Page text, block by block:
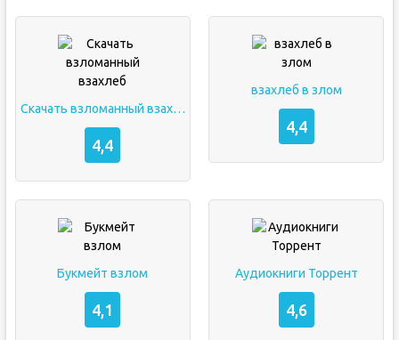
Скачать взломанный взахлеб
4,4
взахлеб в злом
4,4
Букмейт взлом
4,1
Аудиокниги Торрент
4,6